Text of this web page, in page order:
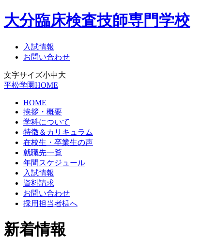
大分臨床検査技師専門学校
入試情報
お問い合わせ
文字サイズ小中大
平松学園HOME
HOME
挨拶・概要
学科について
特徴＆カリキュラム
在校生・卒業生の声
就職先一覧
年間スケジュール
入試情報
資料請求
お問い合わせ
採用担当者様へ
新着情報